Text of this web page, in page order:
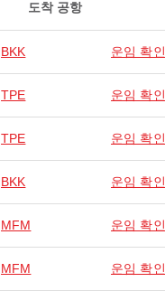
도착 공항
BKK 운임 확인
TPE 운임 확인
TPE 운임 확인
BKK 운임 확인
MFM 운임 확인
MFM 운임 확인